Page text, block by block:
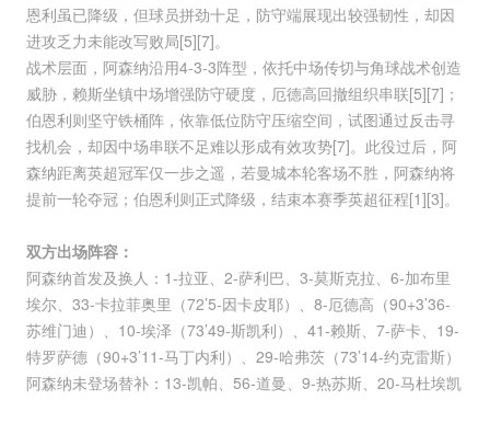
恩利虽已降级，但球员拼劲十足，防守端展现出较强韧性，却因
进攻乏力未能改写败局[5][7]。
战术层面，阿森纳沿用4-3-3阵型，依托中场传切与角球战术创造
威胁，赖斯坐镇中场增强防守硬度，厄德高回撤组织串联[5][7]；
伯恩利则坚守铁桶阵，依靠低位防守压缩空间，试图通过反击寻
找机会，却因中场串联不足难以形成有效攻势[7]。此役过后，阿
森纳距离英超冠军仅一步之遥，若曼城本轮客场不胜，阿森纳将
提前一轮夺冠；伯恩利则正式降级，结束本赛季英超征程[1][3]。
双方出场阵容：
阿森纳首发及换人：1-拉亚、2-萨利巴、3-莫斯克拉、6-加布里
埃尔、33-卡拉菲奥里（72’5-因卡皮耶）、8-厄德高（90+3’36-
苏维门迪）、10-埃泽（73’49-斯凯利）、41-赖斯、7-萨卡、19-
特罗萨德（90+3’11-马丁内利）、29-哈弗茨（73’14-约克雷斯）
阿森纳未登场替补：13-凯帕、56-道曼、9-热苏斯、20-马杜埃凯